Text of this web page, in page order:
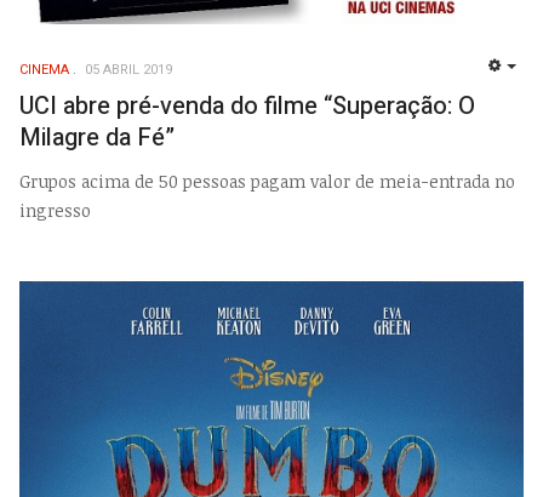
CINEMA 05 ABRIL 2019
UCI abre pré-venda do filme “Superação: O
Milagre da Fé”
Grupos acima de 50 pessoas pagam valor de meia-entrada no
ingresso